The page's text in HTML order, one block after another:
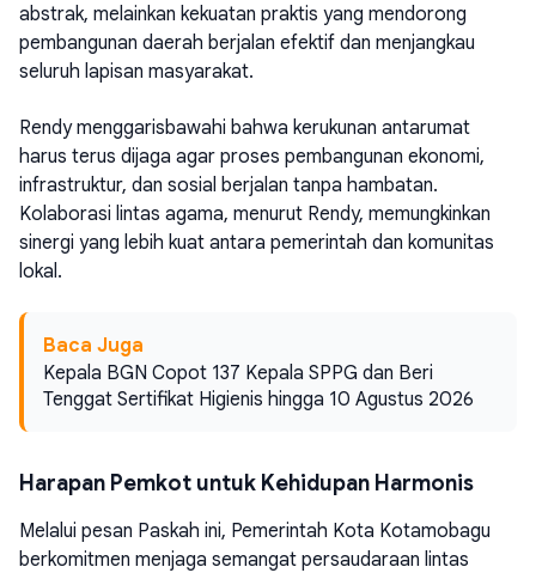
abstrak, melainkan kekuatan praktis yang mendorong
pembangunan daerah berjalan efektif dan menjangkau
seluruh lapisan masyarakat.
Rendy menggarisbawahi bahwa kerukunan antarumat
harus terus dijaga agar proses pembangunan ekonomi,
infrastruktur, dan sosial berjalan tanpa hambatan.
Kolaborasi lintas agama, menurut Rendy, memungkinkan
sinergi yang lebih kuat antara pemerintah dan komunitas
lokal.
Baca Juga
Kepala BGN Copot 137 Kepala SPPG dan Beri
Tenggat Sertifikat Higienis hingga 10 Agustus 2026
Harapan Pemkot untuk Kehidupan Harmonis
Melalui pesan Paskah ini, Pemerintah Kota Kotamobagu
berkomitmen menjaga semangat persaudaraan lintas